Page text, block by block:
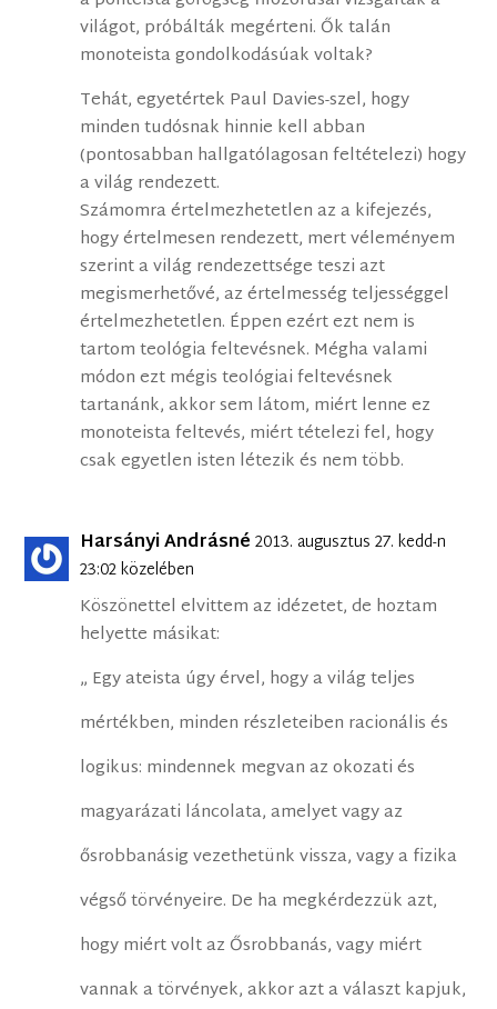
világot, próbálták megérteni. Ők talán
monoteista gondolkodásúak voltak?
Tehát, egyetértek Paul Davies-szel, hogy
minden tudósnak hinnie kell abban
(pontosabban hallgatólagosan feltételezi) hogy
a világ rendezett.
Számomra értelmezhetetlen az a kifejezés,
hogy értelmesen rendezett, mert véleményem
szerint a világ rendezettsége teszi azt
megismerhetővé, az értelmesség teljességgel
értelmezhetetlen. Éppen ezért ezt nem is
tartom teológia feltevésnek. Mégha valami
módon ezt mégis teológiai feltevésnek
tartanánk, akkor sem látom, miért lenne ez
monoteista feltevés, miért tételezi fel, hogy
csak egyetlen isten létezik és nem több.
Harsányi Andrásné 2013. augusztus 27. kedd-n
23:02 közelében
Köszönettel elvittem az idézetet, de hoztam
helyette másikat:
„ Egy ateista úgy érvel, hogy a világ teljes
mértékben, minden részleteiben racionális és
logikus: mindennek megvan az okozati és
magyarázati láncolata, amelyet vagy az
ősrobbanásig vezethetünk vissza, vagy a fizika
végső törvényeire. De ha megkérdezzük azt,
hogy miért volt az Ősrobbanás, vagy miért
vannak a törvények, akkor azt a választ kapjuk,